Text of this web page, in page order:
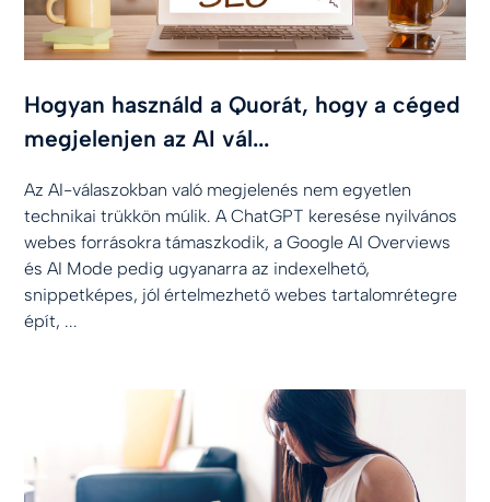
Hogyan használd a Quorát, hogy a céged
megjelenjen az AI vál...
Az AI-válaszokban való megjelenés nem egyetlen
technikai trükkön múlik. A ChatGPT keresése nyilvános
webes forrásokra támaszkodik, a Google AI Overviews
és AI Mode pedig ugyanarra az indexelhető,
snippetképes, jól értelmezhető webes tartalomrétegre
épít, ...